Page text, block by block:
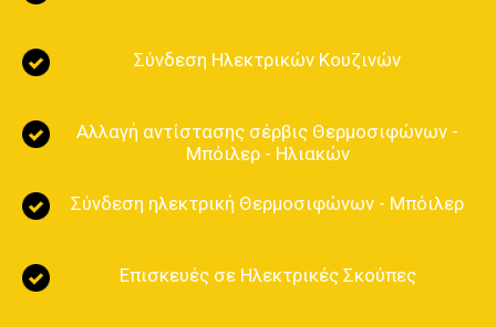
Σύνδεση Ηλεκτρικών Κουζινών
Αλλαγή αντίστασης σέρβις Θερμοσιφώνων -
Μπόιλερ - Ηλιακών
Σύνδεση ηλεκτρική Θερμοσιφώνων - Μπόιλερ
Επισκευές σε Ηλεκτρικές Σκούπες